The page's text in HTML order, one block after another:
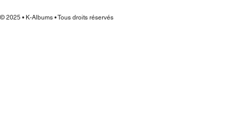
© 2025 • K-Albums • Tous droits réservés